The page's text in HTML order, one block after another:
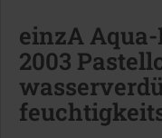
einzA
2003